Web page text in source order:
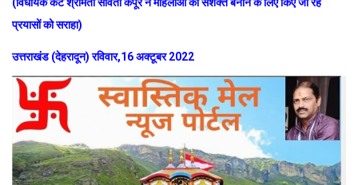
प्रयासों को सराहा)
उत्तराखंड (देहरादून) रविवार,16 अक्टूबर 2022